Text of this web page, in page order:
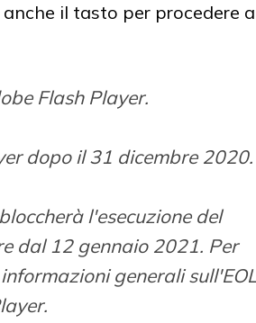
il tasto per procedere
Flash Player.
dopo il 31 dicembre 2020.
l'esecuzione del
dal 12 gennaio 2021. Per
generali sull'EOL